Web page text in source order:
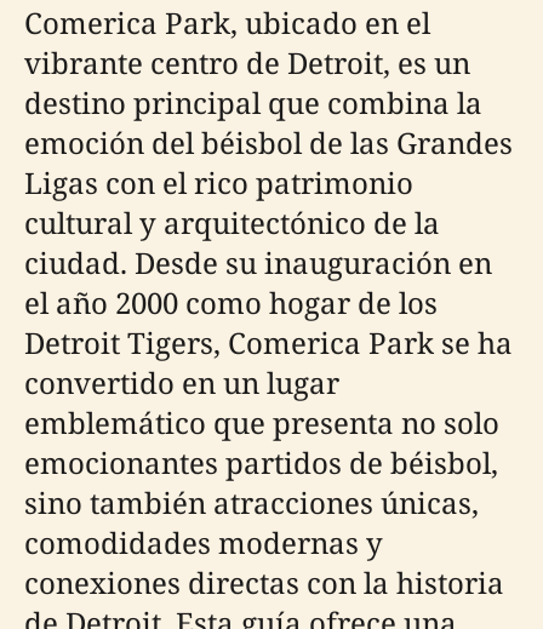
Comerica Park, ubicado en el
vibrante centro de Detroit, es un
destino principal que combina la
emoción del béisbol de las Grandes
Ligas con el rico patrimonio
cultural y arquitectónico de la
ciudad. Desde su inauguración en
el año 2000 como hogar de los
Detroit Tigers, Comerica Park se ha
convertido en un lugar
emblemático que presenta no solo
emocionantes partidos de béisbol,
sino también atracciones únicas,
comodidades modernas y
conexiones directas con la historia